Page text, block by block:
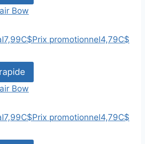
Bow
7,99C$Prix promotionnel4,79C$
Bow
7,99C$Prix promotionnel4,79C$